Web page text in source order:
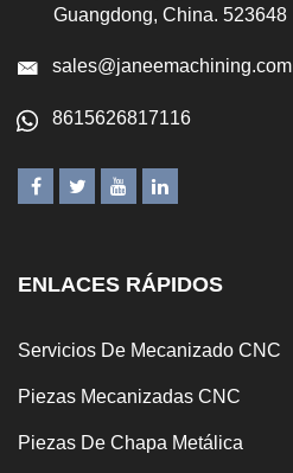
Guangdong, China. 523648
sales@janeemachining.com
8615626817116
ENLACES RÁPIDOS
Servicios De Mecanizado CNC
Piezas Mecanizadas CNC
Piezas De Chapa Metálica